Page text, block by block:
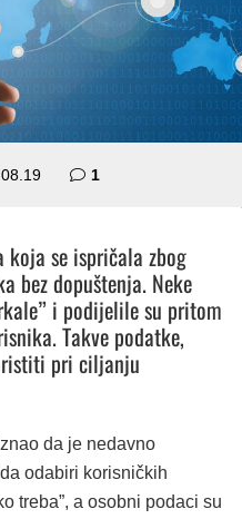
1
se ispričala zbog
bez dopuštenja. Neke
i podijelile su pritom
Takve podatke,
pri ciljanju
da je nedavno
odabiri korisničkih
treba”, a osobni podaci su